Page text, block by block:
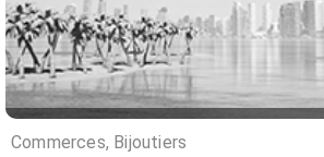
Commerces, Bijoutiers